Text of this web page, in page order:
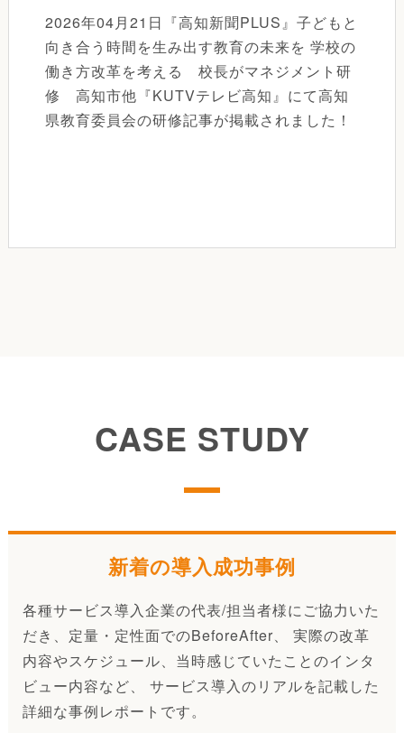
2026年04月21日『高知新聞PLUS』子どもと
向き合う時間を生み出す教育の未来を 学校の
働き方改革を考える 校長がマネジメント研
修 高知市他『KUTVテレビ高知』にて高知
県教育委員会の研修記事が掲載されました！
CASE STUDY
新着の導入成功事例
各種サービス導入企業の代表/担当者様にご協力いた
だき、定量・定性面でのBeforeAfter、 実際の改革
内容やスケジュール、当時感じていたことのインタ
ビュー内容など、 サービス導入のリアルを記載した
詳細な事例レポートです。